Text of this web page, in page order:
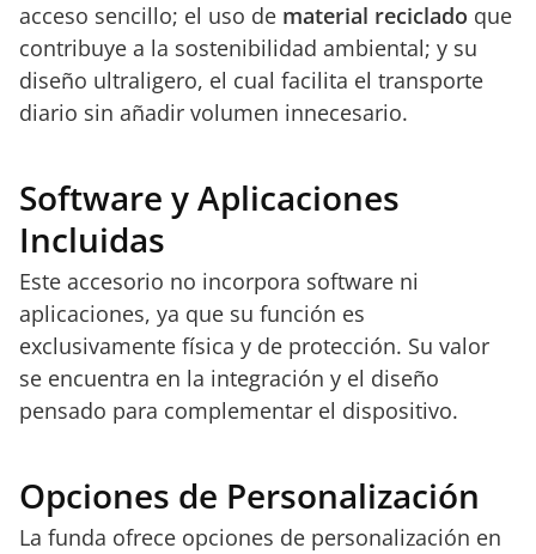
acceso sencillo; el uso de material reciclado que
contribuye a la sostenibilidad ambiental; y su
diseño ultraligero, el cual facilita el transporte
diario sin añadir volumen innecesario.
Software y Aplicaciones
Incluidas
Este accesorio no incorpora software ni
aplicaciones, ya que su función es
exclusivamente física y de protección. Su valor
se encuentra en la integración y el diseño
pensado para complementar el dispositivo.
Opciones de Personalización
La funda ofrece opciones de personalización en